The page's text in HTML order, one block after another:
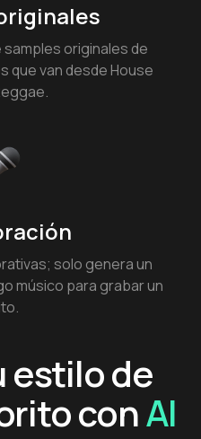
samples originales de
que van desde House
solo genera un
músico para grabar un
estilo de
conAI